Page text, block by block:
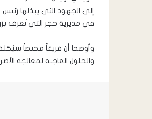
إلى الجهود التي يبذلها
في مديرية حجر التي تُعرف
وأوضحا أن فريقاً مختصاً سيُكلف
والحلول العاجلة لمعالجة